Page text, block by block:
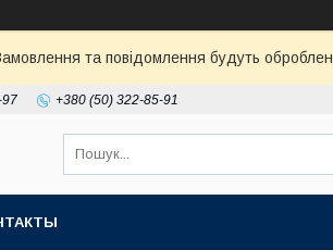
та повідомлення будуть
97 +380 (50) 322-85-91